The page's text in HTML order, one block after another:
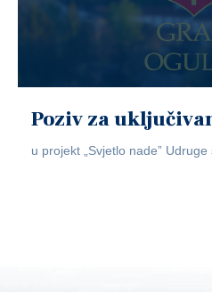
Poziv za
u projekt „Svjetlo nade”